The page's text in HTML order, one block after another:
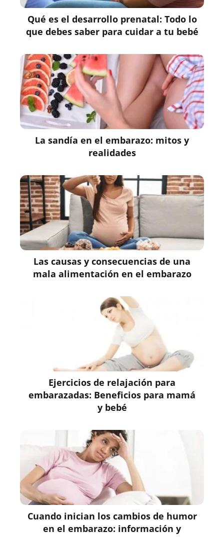
Qué es el desarrollo prenatal: Todo lo
que debes saber para cuidar a tu bebé
La sandía en el embarazo: mitos y
realidades
Las causas y consecuencias de una
mala alimentación en el embarazo
Ejercicios de relajación para
embarazadas: Beneficios para mamá
y bebé
Cuando inician los cambios de humor
en el embarazo: información y